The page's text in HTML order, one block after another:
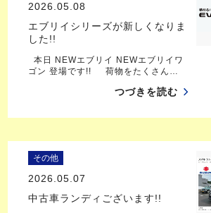
2026.05.08
エブリイシリーズが新しくなりま
した!!
本日 NEWエブリイ NEWエブリイワ
ゴン 登場です!! 荷物をたくさん…
つづきを読む
その他
2026.05.07
中古車ランディございます!!